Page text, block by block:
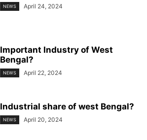
NEWS April 24, 2024
Important Industry of West
Bengal?
NEWS April 22, 2024
Industrial share of west Bengal?
NEWS April 20, 2024